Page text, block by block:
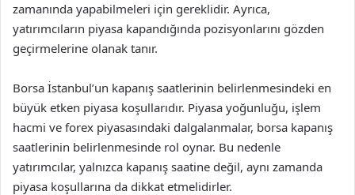
zamanında yapabilmeleri için gereklidir. Ayrıca,
yatırımcıların piyasa kapandığında pozisyonlarını gözden
geçirmelerine olanak tanır.
Borsa İstanbul’un kapanış saatlerinin belirlenmesindeki en
büyük etken piyasa koşullarıdır. Piyasa yoğunluğu, işlem
hacmi ve forex piyasasındaki dalgalanmalar, borsa kapanış
saatlerinin belirlenmesinde rol oynar. Bu nedenle
yatırımcılar, yalnızca kapanış saatine değil, aynı zamanda
piyasa koşullarına da dikkat etmelidirler.